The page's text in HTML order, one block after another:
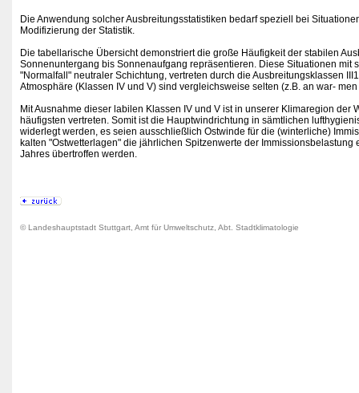
Die Anwendung solcher Ausbreitungsstatistiken bedarf speziell bei
Modifizierung der Statistik.
Die tabellarische Übersicht demonstriert die große Häufigkeit der stabilen
Sonnenuntergang bis Sonnenaufgang repräsentieren. Diese Situationen
"Normalfall" neutraler Schichtung, vertreten durch die Ausbreitungsklassen
Atmosphäre (Klassen IV und V) sind vergleichsweise selten (z.B. an war-
Mit Ausnahme dieser labilen Klassen IV und V ist in unserer Klimaregion
häufigsten vertreten. Somit ist die Hauptwindrichtung in sämtlichen
widerlegt werden, es seien ausschließlich Ostwinde für die (winterliche)
kalten "Ostwetterlagen" die jährlichen Spitzenwerte der
Jahres übertroffen werden.
© Landeshauptstadt Stuttgart, Amt für Umweltschutz, Abt. Stadtklimatologie